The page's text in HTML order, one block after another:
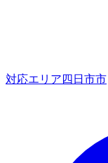
対応エリア 四日市市